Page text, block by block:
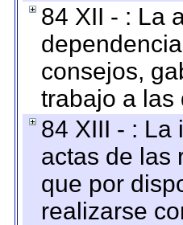
84 XII - : La
consejos,
trabajo a las
84 XIII - : La
actas de las
que por
realizarse